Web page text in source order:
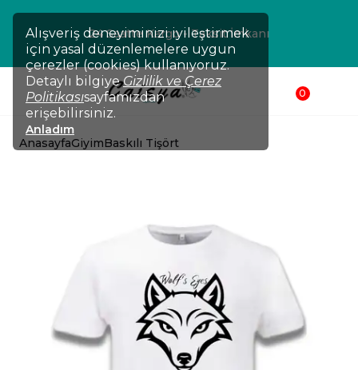
Alışveriş deneyiminizi iyileştirmek
için yasal düzenlemelere uygun
çerezler (cookies) kullanıyoruz.
Detaylı bilgiye Gizlilik ve Çerez
Politikasısayfamızdan
erişebilirsiniz.
Anladım
24 Saatte Kargo - Taksit İmkanı
0
AnasayfaGiyimBaskılı Tişört